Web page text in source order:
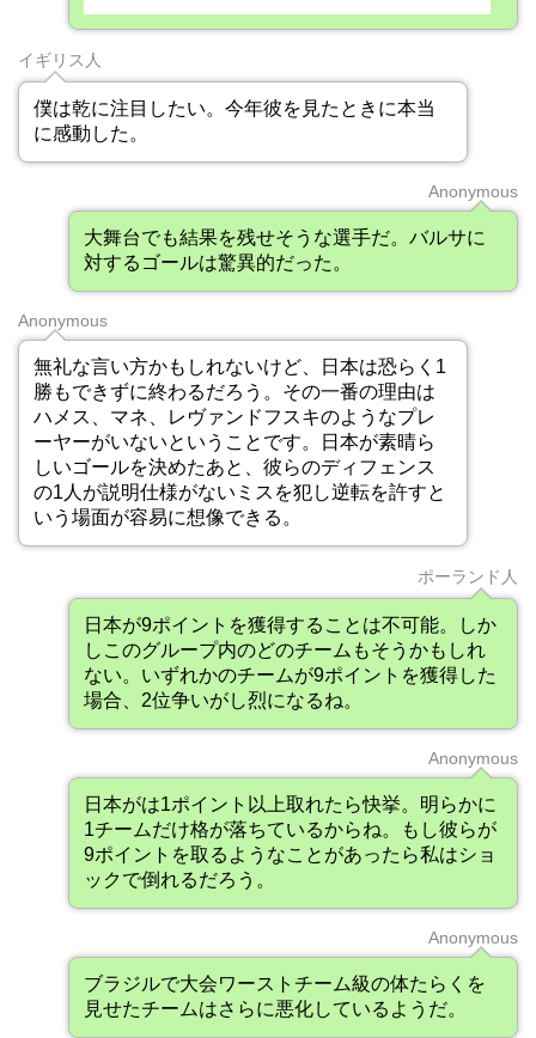
イギリス人
僕は乾に注目したい。今年彼を見たときに本当
に感動した。
Anonymous
大舞台でも結果を残せそうな選手だ。バルサに
対するゴールは驚異的だった。
Anonymous
無礼な言い方かもしれないけど、日本は恐らく1
勝もできずに終わるだろう。その一番の理由は
ハメス、マネ、レヴァンドフスキのようなプレ
ーヤーがいないということです。日本が素晴ら
しいゴールを決めたあと、彼らのディフェンス
の1人が説明仕様がないミスを犯し逆転を許すと
いう場面が容易に想像できる。
ポーランド人
日本が9ポイントを獲得することは不可能。しか
しこのグループ内のどのチームもそうかもしれ
ない。いずれかのチームが9ポイントを獲得した
場合、2位争いがし烈になるね。
Anonymous
日本がは1ポイント以上取れたら快挙。明らかに
1チームだけ格が落ちているからね。もし彼らが
9ポイントを取るようなことがあったら私はショ
ックで倒れるだろう。
Anonymous
ブラジルで大会ワーストチーム級の体たらくを
見せたチームはさらに悪化しているようだ。